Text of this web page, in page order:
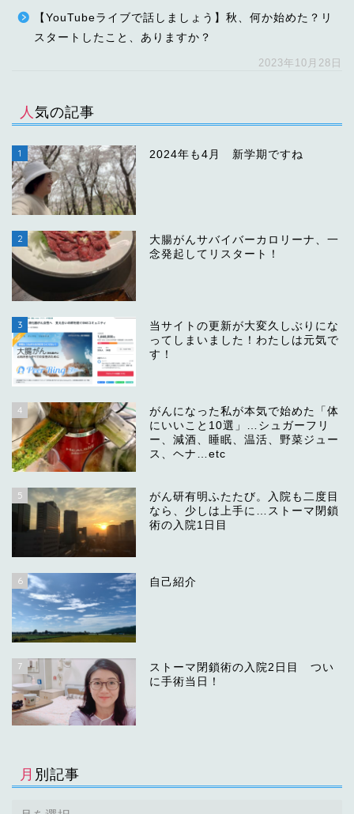
【YouTubeライブで話しましょう】秋、何か始めた？リ
スタートしたこと、ありますか？
2023年10月28日
人気の記事
1 2024年も4月 新学期ですね
2
大腸がんサバイバーカロリーナ、一
念発起してリスタート！
3
当サイトの更新が大変久しぶりにな
ってしまいました！わたしは元気で
す！
4
がんになった私が本気で始めた「体
にいいこと10選」…シュガーフリ
ー、減酒、睡眠、温活、野菜ジュー
ス、ヘナ…etc
5
がん研有明ふたたび。入院も二度目
なら、少しは上手に…ストーマ閉鎖
術の入院1日目
6 自己紹介
7
ストーマ閉鎖術の入院2日目 つい
に手術当日！
月別記事